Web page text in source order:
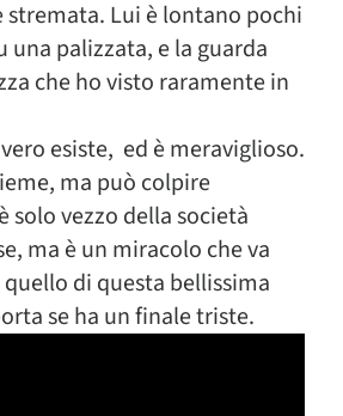
stremata. Lui è lontano pochi
una palizzata, e la guarda
che ho visto raramente in
esiste, ed è meraviglioso.
ma può colpire
solo vezzo della società
ma è un miracolo che va
di questa bellissima
se ha un finale triste.